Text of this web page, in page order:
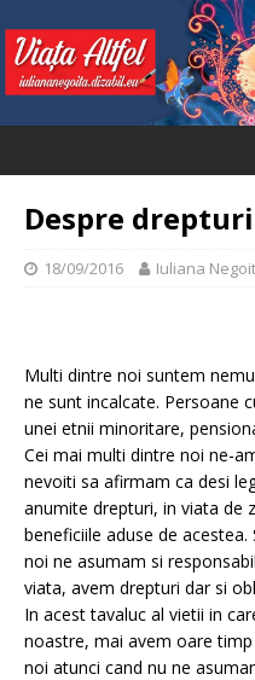
Despre
18/09/2016 Iuliana
Multi dintre noi suntem
ne sunt incalcate. Persoane
unei etnii minoritare,
Cei mai multi dintre noi ne-
nevoiti sa afirmam ca desi
anumite drepturi, in viata de
beneficiile aduse de
noi ne asumam si
viata, avem drepturi dar si
In acest tavaluc al vietii in
noastre, mai avem oare
noi atunci cand nu ne